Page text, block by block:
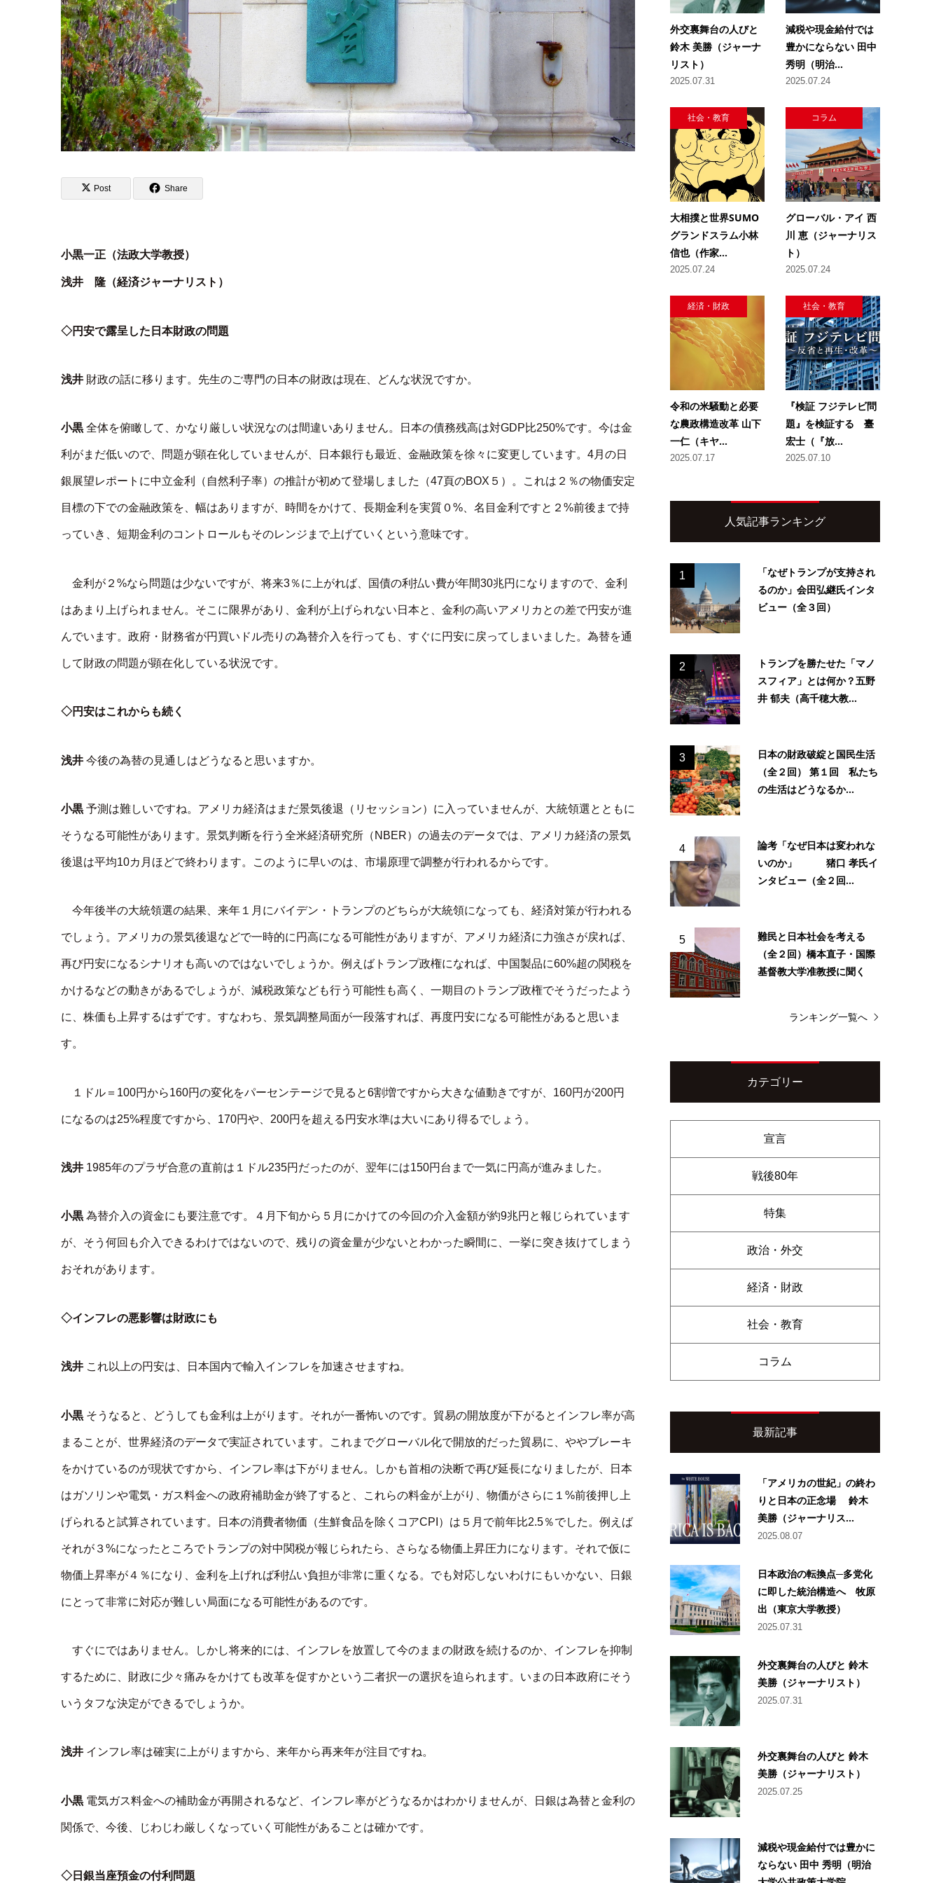
Post Share
小黒一正（法政大学教授）
浅井 隆（経済ジャーナリスト）
◇円安で露呈した日本財政の問題
浅井 財政の話に移ります。先生のご専門の日本の財政は現在、どんな状況ですか。
小黒 全体を俯瞰して、かなり厳しい状況なのは間違いありません。日本の債務残高は対GDP比250%です。今は金
利がまだ低いので、問題が顕在化していませんが、日本銀行も最近、金融政策を徐々に変更しています。4月の日
銀展望レポートに中立金利（自然利子率）の推計が初めて登場しました（47頁のBOX５）。これは２％の物価安定
目標の下での金融政策を、幅はありますが、時間をかけて、長期金利を実質０%、名目金利ですと２%前後まで持
っていき、短期金利のコントロールもそのレンジまで上げていくという意味です。
金利が２%なら問題は少ないですが、将来3％に上がれば、国債の利払い費が年間30兆円になりますので、金利
はあまり上げられません。そこに限界があり、金利が上げられない日本と、金利の高いアメリカとの差で円安が進
んでいます。政府・財務省が円買いドル売りの為替介入を行っても、すぐに円安に戻ってしまいました。為替を通
して財政の問題が顕在化している状況です。
◇円安はこれからも続く
浅井 今後の為替の見通しはどうなると思いますか。
小黒 予測は難しいですね。アメリカ経済はまだ景気後退（リセッション）に入っていませんが、大統領選とともに
そうなる可能性があります。景気判断を行う全米経済研究所（NBER）の過去のデータでは、アメリカ経済の景気
後退は平均10カ月ほどで終わります。このように早いのは、市場原理で調整が行われるからです。
今年後半の大統領選の結果、来年１月にバイデン・トランプのどちらが大統領になっても、経済対策が行われる
でしょう。アメリカの景気後退などで一時的に円高になる可能性がありますが、アメリカ経済に力強さが戻れば、
再び円安になるシナリオも高いのではないでしょうか。例えばトランプ政権になれば、中国製品に60%超の関税を
かけるなどの動きがあるでしょうが、減税政策なども行う可能性も高く、一期目のトランプ政権でそうだったよう
に、株価も上昇するはずです。すなわち、景気調整局面が一段落すれば、再度円安になる可能性があると思いま
す。
１ドル＝100円から160円の変化をパーセンテージで見ると6割増ですから大きな値動きですが、160円が200円
になるのは25%程度ですから、170円や、200円を超える円安水準は大いにあり得るでしょう。
浅井 1985年のプラザ合意の直前は１ドル235円だったのが、翌年には150円台まで一気に円高が進みました。
小黒 為替介入の資金にも要注意です。４月下旬から５月にかけての今回の介入金額が約9兆円と報じられています
が、そう何回も介入できるわけではないので、残りの資金量が少ないとわかった瞬間に、一挙に突き抜けてしまう
おそれがあります。
◇インフレの悪影響は財政にも
浅井 これ以上の円安は、日本国内で輸入インフレを加速させますね。
小黒 そうなると、どうしても金利は上がります。それが一番怖いのです。貿易の開放度が下がるとインフレ率が高
まることが、世界経済のデータで実証されています。これまでグローバル化で開放的だった貿易に、ややブレーキ
をかけているのが現状ですから、インフレ率は下がりません。しかも首相の決断で再び延長になりましたが、日本
はガソリンや電気・ガス料金への政府補助金が終了すると、これらの料金が上がり、物価がさらに１%前後押し上
げられると試算されています。日本の消費者物価（生鮮食品を除くコアCPI）は５月で前年比2.5％でした。例えば
それが３%になったところでトランプの対中関税が報じられたら、さらなる物価上昇圧力になります。それで仮に
物価上昇率が４％になり、金利を上げれば利払い負担が非常に重くなる。でも対応しないわけにもいかない、日銀
にとって非常に対応が難しい局面になる可能性があるのです。
すぐにではありません。しかし将来的には、インフレを放置して今のままの財政を続けるのか、インフレを抑制
するために、財政に少々痛みをかけても改革を促すかという二者択一の選択を迫られます。いまの日本政府にそう
いうタフな決定ができるでしょうか。
浅井 インフレ率は確実に上がりますから、来年から再来年が注目ですね。
小黒 電気ガス料金への補助金が再開されるなど、インフレ率がどうなるかはわかりませんが、日銀は為替と金利の
関係で、今後、じわじわ厳しくなっていく可能性があることは確かです。
◇日銀当座預金の付利問題
外交裏舞台の人びと
鈴木 美勝（ジャーナ
リスト）
2025.07.31
減税や現金給付では
豊かにならない 田中
秀明（明治...
2025.07.24
社会・教育
大相撲と世界SUMO
グランドスラム小林
信也（作家...
2025.07.24
コラム
グローバル・アイ 西
川 恵（ジャーナリス
ト）
2025.07.24
経済・財政
令和の米騒動と必要
な農政構造改革 山下
一仁（キヤ...
2025.07.17
社会・教育
『検証 フジテレビ問
題』を検証する 臺
宏士（『放...
2025.07.10
人気記事ランキング
1
「なぜトランプが支持され
るのか」会田弘継氏インタ
ビュー（全３回）
2
トランプを勝たせた「マノ
スフィア」とは何か？五野
井 郁夫（高千穂大教...
3
日本の財政破綻と国民生活
（全２回） 第１回 私たち
の生活はどうなるか...
4
論考「なぜ日本は変われな
いのか」 猪口 孝氏イ
ンタビュー（全２回...
5
難民と日本社会を考える
（全２回）橋本直子・国際
基督教大学准教授に聞く
ランキング一覧へ
カテゴリー
宣言
戦後80年
特集
政治・外交
経済・財政
社会・教育
コラム
最新記事
「アメリカの世紀」の終わ
りと日本の正念場 鈴木
美勝（ジャーナリス...
2025.08.07
日本政治の転換点─多党化
に即した統治構造へ 牧原
出（東京大学教授）
2025.07.31
外交裏舞台の人びと 鈴木
美勝（ジャーナリスト）
2025.07.31
外交裏舞台の人びと 鈴木
美勝（ジャーナリスト）
2025.07.25
減税や現金給付では豊かに
ならない 田中 秀明（明治